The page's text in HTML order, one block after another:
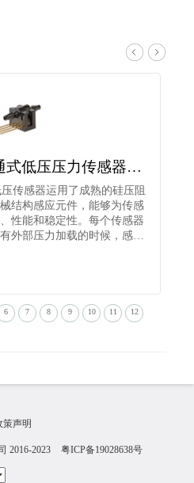
霍尼韦尔微型流通式低压压力传感器26PCAFG6G
传感器运用了成熟的硅压阻
结构感应元件，能够为传感
性能和稳定性。每个传感器
外部压力加载的时候，感…
6 7 8 9 10 11 12
策声明
2016-2023 粤ICP备19028638号